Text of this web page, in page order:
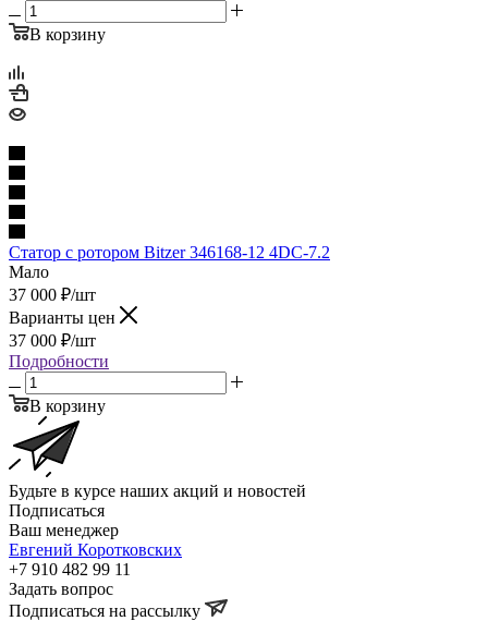
В корзину
Статор с ротором Bitzer 346168-12 4DC-7.2
Мало
37 000 ₽/шт
Варианты цен
37 000 ₽/шт
Подробности
В корзину
Будьте в курсе наших акций и новостей
Подписаться
Ваш менеджер
Евгений Коротковских
+7 910 482 99 11
Задать вопрос
Подписаться на рассылку